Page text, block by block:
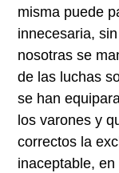
misma puede
innecesaria,
nosotras se
de las luchas
se han
los varones y
correctos la
inaceptable,